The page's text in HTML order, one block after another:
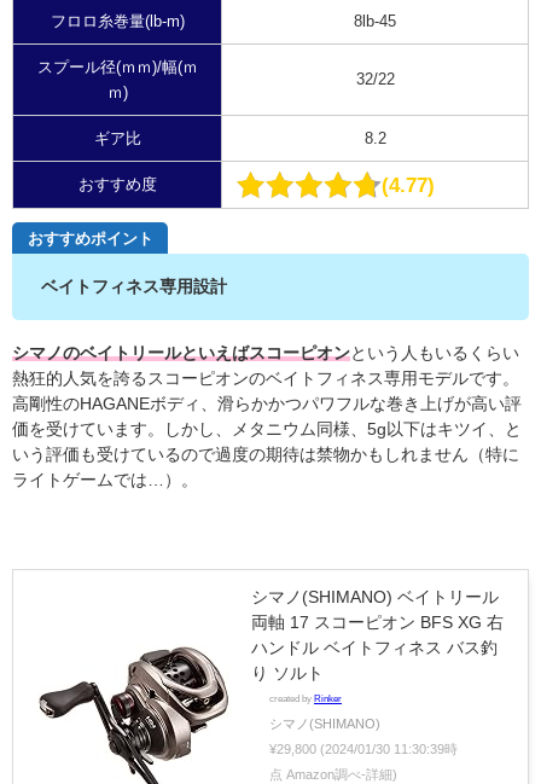
フロロ糸巻量(lb-m) 8lb-45
スプール径(ｍｍ)/幅(ｍ
ｍ)
32/22
ギア比 8.2
おすすめ度 4.77
おすすめポイント
ベイトフィネス専用設計
シマノのベイトリールといえばスコーピオン という人もいるくらい
熱狂的人気を誇るスコーピオンのベイトフィネス専用モデルです。
高剛性のHAGANEボディ、滑らかかつパワフルな巻き上げが高い評
価を受けています。しかし、メタニウム同様、5g以下はキツイ、と
いう評価も受けているので過度の期待は禁物かもしれません（特に
ライトゲームでは…）。
シマノ(SHIMANO) ベイトリール
両軸 17 スコーピオン BFS XG 右
ハンドル ベイトフィネス バス釣
り ソルト
created by Rinker
シマノ(SHIMANO)
¥29,800 (2024/01/30 11:30:39時
点 Amazon調べ-詳細)